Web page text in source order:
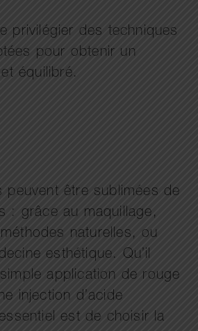
privilégier des techniques
pour obtenir un
équilibré.
peuvent être sublimées de
: grâce au maquillage,
naturelles, ou
esthétique. Qu’il
simple application de rouge
injection d’acide
est de choisir la